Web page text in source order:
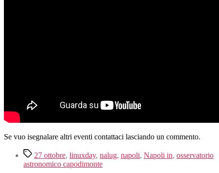
Se vuo isegnalare altri eventi contattaci lasciando un commento.
Tag 27 ottobre, linuxday, nalug, napoli, Napoli in, osservatorio
astronomico capodimonte